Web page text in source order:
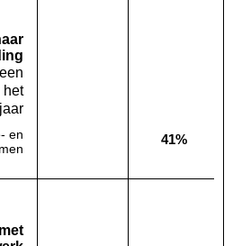
het
en
Deze opleiding:
Geen waarde bekendLandelijk
41%